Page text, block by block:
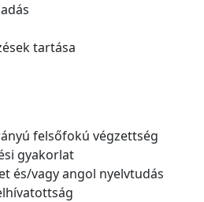
tartása
felsőfokú végzettség
gyakorlat
és/vagy angol nyelvtudás